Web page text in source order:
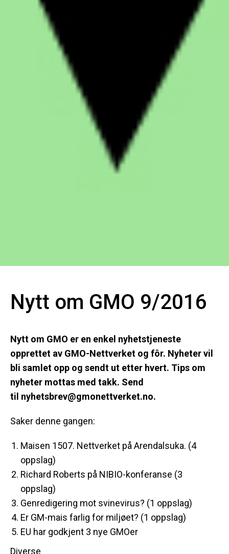
Nytt om GMO 9/2016
Nytt om GMO er en enkel nyhetstjeneste
opprettet av GMO-Nettverket og fôr. Nyheter vil
bli samlet opp og sendt ut etter hvert. Tips om
nyheter mottas med takk. Send
til nyhetsbrev@gmonettverket.no.
Saker denne gangen:
Maisen 1507. Nettverket på Arendalsuka. (4
oppslag)
Richard Roberts på NIBIO-konferanse (3
oppslag)
Genredigering mot svinevirus? (1 oppslag)
Er GM-mais farlig for miljøet? (1 oppslag)
EU har godkjent 3 nye GMOer
Diverse